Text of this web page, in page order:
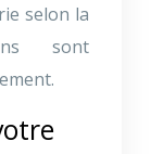
selon la
sont